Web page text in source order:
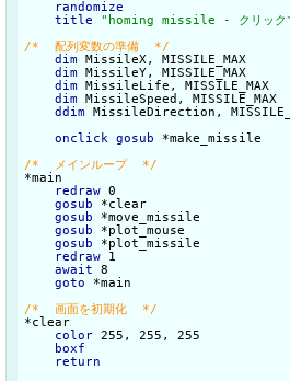
randomize
title
"homing missile - クリック
/*  配列変数の準備  */
dim MissileX,
dim MissileY,
dim MissileLife,
dim MissileSpeed,
ddim MissileDirection,
onclick
gosub
/*  メインループ  */
redraw 0
gosub
gosub
gosub
gosub
redraw 1
await
8
goto
*main
/*  画面を初期化  */
color 255, 255, 255
boxf
return